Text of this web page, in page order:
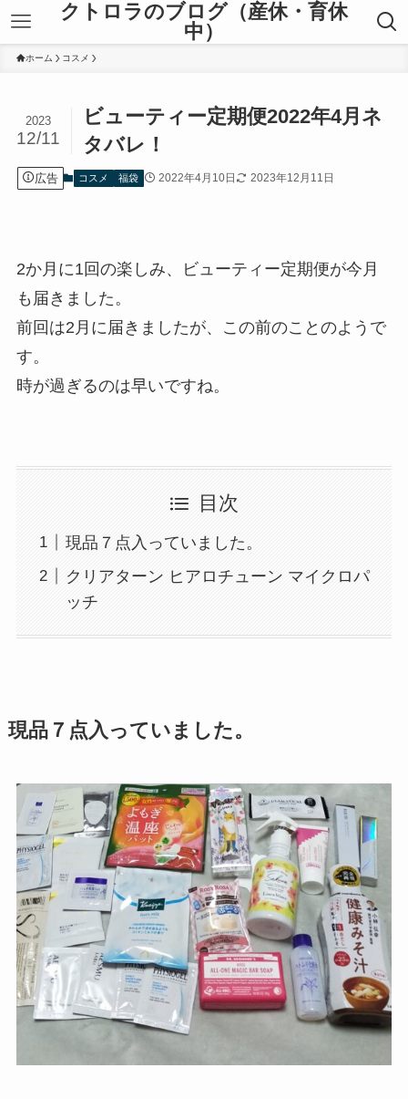
クトロラのブログ（産休・育休
中）
ホーム コスメ
ビューティー定期便2022年4月ネ
タバレ！
2023
12/11
広告 コスメ 福袋 2022年4月10日 2023年12月11日
2か月に1回の楽しみ、ビューティー定期便が今月
も届きました。
前回は2月に届きましたが、この前のことのようで
す。
時が過ぎるのは早いですね。
目次
現品７点入っていました。
クリアターン ヒアロチューン マイクロパ
ッチ
現品７点入っていました。